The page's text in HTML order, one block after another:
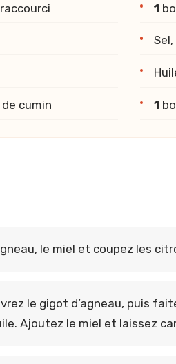
cumin
1
1
le miel et coupez les
le gigot d’agneau, puis
Ajoutez le miel et laissez